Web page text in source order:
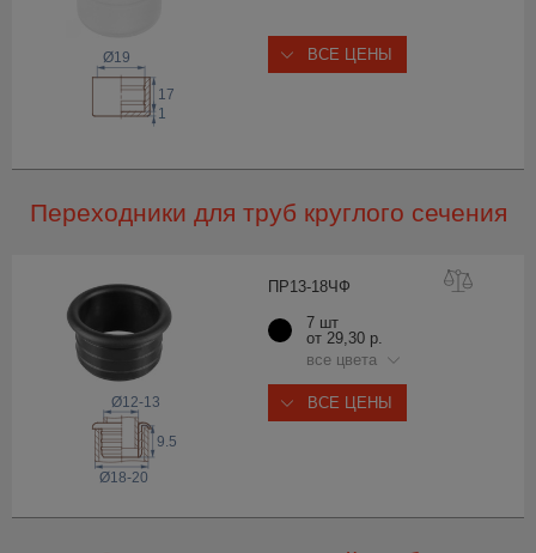
17
Ø19
1
ВСЕ ЦЕНЫ
Переходники для труб круглого сечения
ПР13-18ЧФ
Ø18-20
9.5
Ø12-13
7 шт
от 29,30 р.
все цвета
ВСЕ ЦЕНЫ